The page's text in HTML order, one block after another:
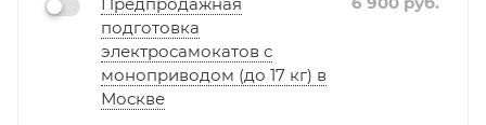
Предпродажная
подготовка
электросамокатов с
моноприводом (до 17 кг) в
Москве